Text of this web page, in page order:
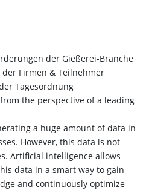
der Gießerei-Branche
Firmen & Teilnehmer
Tagesordnung
the perspective of a leading
a huge amount of data in
However, this data is not
Artificial intelligence allows
data in a smart way to gain
and continuously optimize